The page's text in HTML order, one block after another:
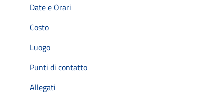
Date e Orari
Costo
Luogo
Punti di contatto
Allegati